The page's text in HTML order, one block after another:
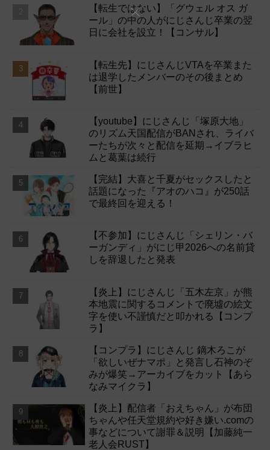
【転生ではない】「グウェル オス ガ
ール」の中の人がにじさんじ卒業の翌
日に会社を設立！【コンサル】
【転生先】にじさんじVTAを卒業また
は退学したメンバーのその後まとめ
【前世】
【youtube】にじさんじ「塚原大地」
のリズム天国配信がBANされ、ライバ
ーたちが次々と配信を延期→イブラヒ
ムと葛葉は続行
【完結】大喜と千夏がセックスしたと
話題になった『アオのハコ』が250話
で最終回を迎える！
【不参加】にじさんじ「シェリン・バ
ーガンディ」がにじ甲2026への名前貸
しを辞退したと発表
【炎上】にじさんじ「五木左京」が熊
本地震に関するコメントで廃墟の絵文
字を使い不謹慎だと叩かれる【コンプ
ラ】
【コンプラ】にじさんじ 鏑木ろこが
「欲しいぜナマポ」と発言し石神のぞ
みが爆笑→アーカイブをカット【あら
なみマイクラ】
【炎上】配信者「おえちゃん」が布団
ちゃんや任天堂規約や好き嫌い.comの
事などについて謝罪＆説明【加藤純一
老人会RUST】